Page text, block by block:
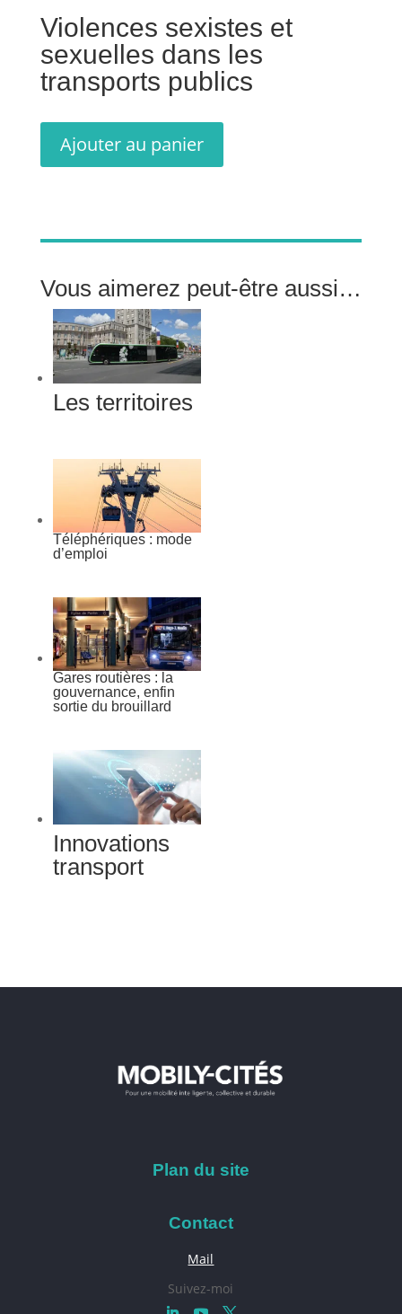
Violences sexistes et
sexuelles dans les
transports publics
Ajouter au panier
Vous aimerez peut-être aussi…
Les territoires
Téléphériques : mode
d’emploi
Gares routières : la
gouvernance, enfin
sortie du brouillard
Innovations
transport
Plan du site
Contact
Mail
Suivez-moi